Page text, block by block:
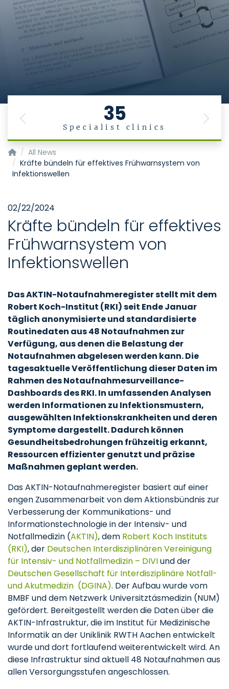
35
Specialist clinics
Previous Next
Institut für Medizinische Informatik
All News
Kräfte bündeln für effektives Frühwarnsystem von
Infektionswellen
02/22/2024
Kräfte bündeln für effektives
Frühwarnsystem von
Infektionswellen
Das AKTIN-Notaufnahmeregister stellt mit dem
Robert Koch-Institut (RKI) seit Ende Januar
täglich anonymisierte und standardisierte
Routinedaten aus 48 Notaufnahmen zur
Verfügung, aus denen die Belastung der
Notaufnahmen abgelesen werden kann. Die
tagesaktuelle Veröffentlichung dieser Daten im
Rahmen des Notaufnahmesurveillance-
Dashboards des RKI. In umfassenden Analysen
werden Informationen zu Infektionsmustern,
ausgewählten Infektionskrankheiten und deren
Symptome dargestellt. Dadurch können
Gesundheitsbedrohungen frühzeitig erkannt,
Ressourcen effizienter genutzt und präzise
Maßnahmen geplant werden.
Das AKTIN-Notaufnahmeregister basiert auf einer
engen Zusammenarbeit von dem Aktionsbündnis zur
Verbesserung der Kommunikations- und
Informationstechnologie in der Intensiv- und
Notfallmedizin (AKTIN), dem Robert Koch Instituts
(RKI), der Deutschen Interdisziplinären Vereinigung
für Intensiv- und Notfallmedizin – DIVIund der
Deutschen Gesellschaft für Interdisziplinäre Notfall-
und Akutmedizin (DGINA). Der Aufbau wurde vom
BMBF und dem Netzwerk Universitztäsmedizin (NUM)
gefördert. Bereitgestellt werden die Daten über die
AKTIN-Infrastruktur, die im Institut für Medizinische
Informatik an der Uniklinik RWTH Aachen entwickelt
wurde und dort fortlaufend weiterentwickelt wird. An
diese Infrastruktur sind aktuell 48 Notaufnahmen aus
allen Versorgungsstufen angeschlossen.